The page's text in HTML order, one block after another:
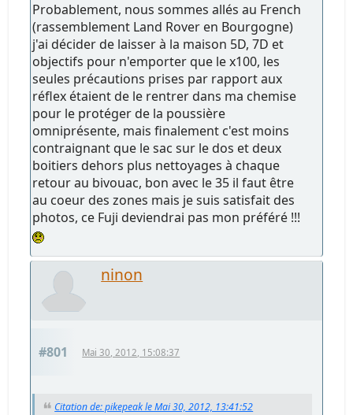
Probablement, nous sommes allés au French
(rassemblement Land Rover en Bourgogne)
j'ai décider de laisser à la maison 5D, 7D et
objectifs pour n'emporter que le x100, les
seules précautions prises par rapport aux
réflex étaient de le rentrer dans ma chemise
pour le protéger de la poussière
omniprésente, mais finalement c'est moins
contraignant que le sac sur le dos et deux
boitiers dehors plus nettoyages à chaque
retour au bivouac, bon avec le 35 il faut être
au coeur des zones mais je suis satisfait des
photos, ce Fuji deviendrai pas mon préféré !!!
ninon
#801 Mai 30, 2012, 15:08:37
Citation de: pikepeak le Mai 30, 2012, 13:41:52